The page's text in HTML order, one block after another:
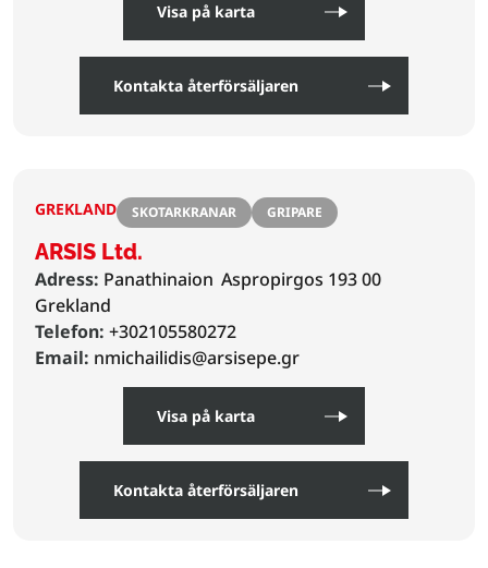
Visa på karta
Kontakta återförsäljaren
GREKLAND SKOTARKRANAR GRIPARE
ARSIS Ltd.
Adress: Panathinaion Aspropirgos 193 00
Grekland
Telefon: +302105580272
Email: nmichailidis@arsisepe.gr
Visa på karta
Kontakta återförsäljaren